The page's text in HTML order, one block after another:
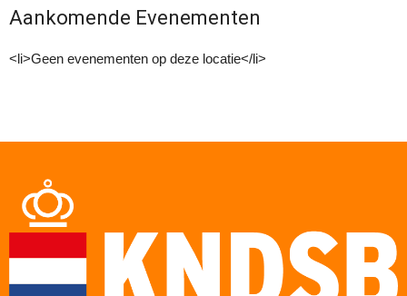
Aankomende Evenementen
<li>Geen evenementen op deze locatie</li>